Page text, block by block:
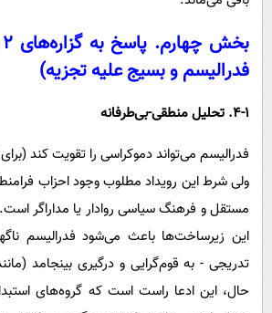
فدرالیسم و بسیج علیه تجزیه)
4-۱. تحلیل منطقی-بی‌طرفانه
فدرالیسم می‌تواند دموکراسی را تقویت کند (برای
ولی شرط این رویداد مطلوب وجود احزاب
مستقل و فرهنگ سیاسی روادار یا مداراگر است.
این زیرساخت‌ها باعث می‌شود فدرالیسم
تدریجی - به قوم‌گرایی و درگیری بینجامد
حال، این ادعا راست است که گروه‌های